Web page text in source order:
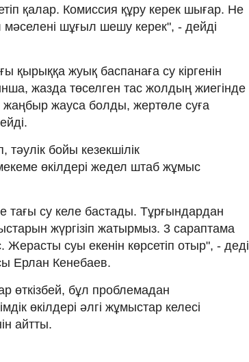
қалар. Комиссия құру керек шығар. Не
мәселені шұғыл шешу керек", - дейді
қырыққа жуық баспанаға су кіргенін
жазда төселген тас жолдың жиегінде
жаңбыр жауса болды, жертөле суға
бойы кезекшілік
өкілдері жедел штаб жұмыс
тағы су келе бастады. Тұрғындардан
жүргізіп жатырмыз. 3 сараптама
суы екенін көрсетіп отыр", - деді
Ерлан Кенебаев.
өткізбей, бұл проблемадан
өкілдері әлгі жұмыстар келесі
айтты.